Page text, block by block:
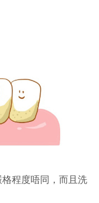
程度唔同，而且洗